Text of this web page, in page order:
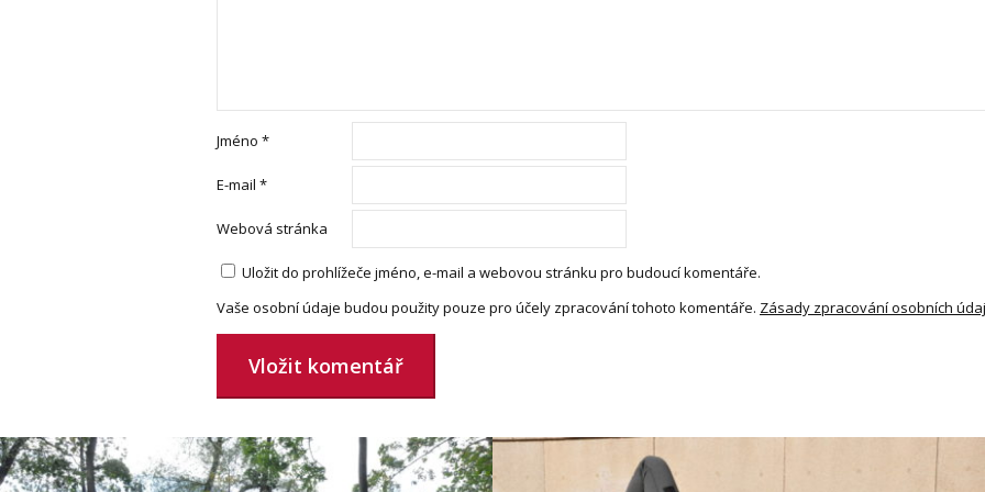
Jméno *
E-mail *
Webová stránka
Uložit do prohlížeče jméno, e-mail a webovou stránku pro budoucí komentáře.
Vaše osobní údaje budou použity pouze pro účely zpracování tohoto komentáře. Zásady zpracování osobních